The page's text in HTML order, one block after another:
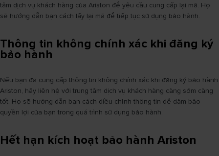
tâm dịch vụ khách hàng của Ariston để yêu cầu cung cấp lại mã. Họ
sẽ hướng dẫn bạn cách lấy lại mã để tiếp tục sử dụng bảo hành.
Thông tin không chính xác khi đăng ký
bảo hành
Nếu bạn đã cung cấp thông tin không chính xác khi đăng ký bảo hành
Ariston, hãy liên hệ với trung tâm dịch vụ khách hàng càng sớm càng
tốt. Họ sẽ hướng dẫn bạn cách điều chỉnh thông tin để đảm bảo
quyền lợi của bạn trong quá trình sử dụng bảo hành.
Hết hạn kích hoạt bảo hành Ariston